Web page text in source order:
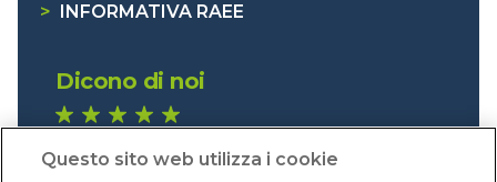
>
INFORMATIVA RAEE
Dicono di noi
Eccellente (4,8)
Questo sito web utilizza i cookie